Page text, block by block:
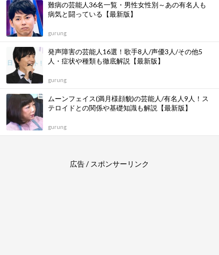
難病の芸能人36名一覧・男性女性別～あの有名人も
病気と闘っている【最新版】
gurung
発声障害の芸能人16選！歌手8人/声優3人/その他5
人・症状や種類も徹底解説【最新版】
gurung
ムーンフェイス(満月様顔貌)の芸能人/有名人9人！ス
テロイドとの関係や基礎知識も解説【最新版】
gurung
広告 / スポンサーリンク